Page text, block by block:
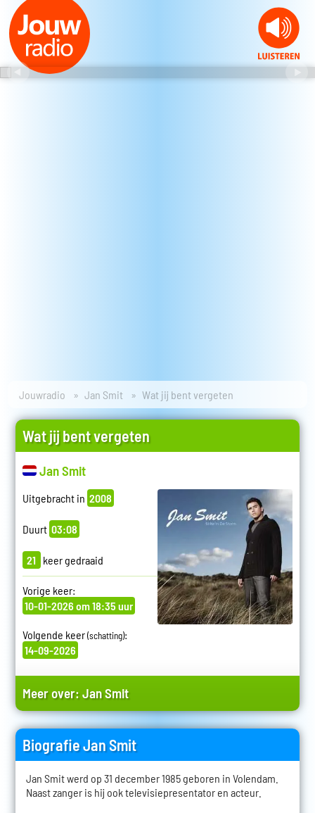
Jouwradio Jan Smit Wat jij bent vergeten
Wat jij bent vergeten
Jan Smit
Uitgebracht in 2008
Duurt 03:08
21 keer gedraaid
Vorige keer:
10-01-2026 om 18:35 uur
Volgende keer(schatting):
14-09-2026
Meer over:Jan Smit
Biografie Jan Smit
Jan Smit werd op 31 december 1985 geboren in Volendam.
Naast zanger is hij ook televisiepresentator en acteur.